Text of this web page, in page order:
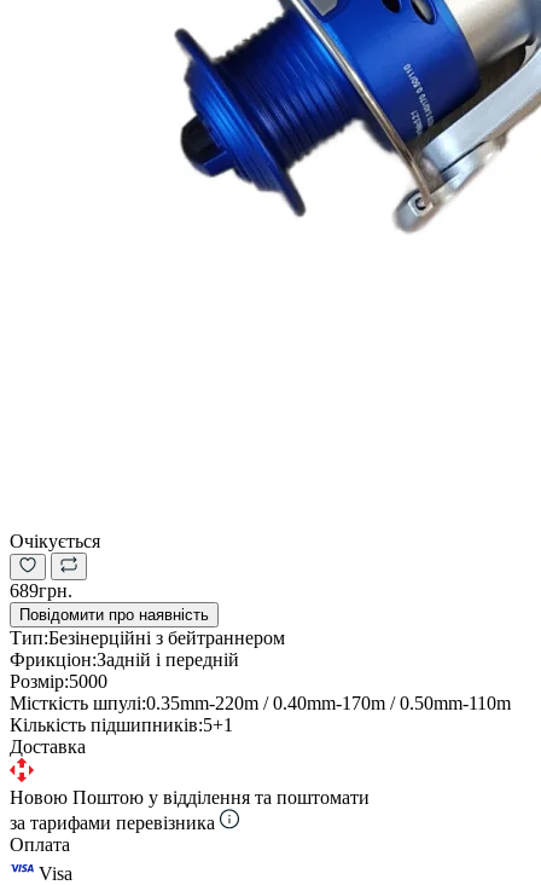
Очікується
689грн.
Повідомити про наявність
Тип:Безінерційні з бейтраннером
Фрикціон:Задній і передній
Розмір:5000
Місткість шпулі:0.35mm-220m / 0.40mm-170m / 0.50mm-110m
Кількість підшипників:5+1
Доставка
Новою Поштою у відділення та поштомати
за тарифами перевізника
Оплата
Visa